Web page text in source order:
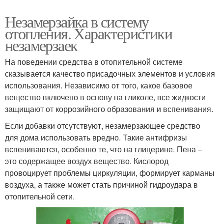
Незамерзайка в систему
отопления. Характеристики
незамерзаек
На поведении средства в отопительной системе
сказывается качество присадочных элементов и условия
использования. Независимо от того, какое базовое
вещество включено в основу на гликоле, все жидкости
защищают от коррозийного образования и вспенивания.
Если добавки отсутствуют, незамерзающее средство
для дома использовать вредно. Такие антифризы
вспениваются, особенно те, что на глицерине. Пена –
это содержащее воздух вещество. Кислород
провоцирует проблемы циркуляции, формирует карманы
воздуха, а также может стать причиной гидроудара в
отопительной сети.